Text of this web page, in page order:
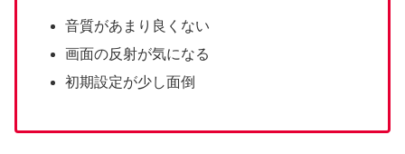
音質があまり良くない
画面の反射が気になる
初期設定が少し面倒